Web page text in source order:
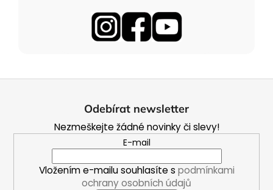
Odebírat newsletter
Nezmeškejte žádné novinky či slevy!
E-mail
Vložením e-mailu souhlasíte s podmínkami
ochrany osobních údajů